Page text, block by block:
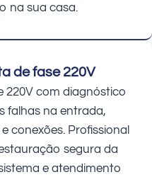
na sua casa.
de fase 220V
220V com diagnóstico
falhas na entrada,
conexões. Profissional
segura da
e atendimento